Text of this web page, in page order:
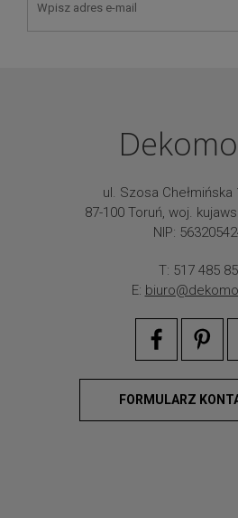
ul. Szosa Chełmińska
87-100 Toruń, woj.
NIP:
T: 517 485
E:
FORMULARZ